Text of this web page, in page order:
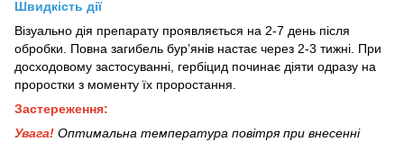
Швидкість дії
Візуально дія препарату проявляється на 2-7 день після
обробки. Повна загибель бур’янів настає через 2-3 тижні. При
досходовому застосуванні, гербіцид починає діяти одразу на
проростки з моменту їх проростання.
Застереження:
Увага! Оптимальна температура повітря при внесенні